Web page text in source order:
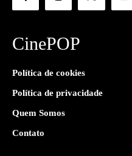
CinePOP
Política de cookies
Política de privacidade
Quem Somos
Contato